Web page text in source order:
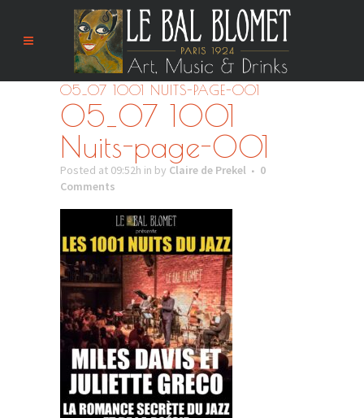
05_07 1001 NUITS-PAGE-001
05_07 1001
Nuits-page-001
Posted at 09:52h in by Claire de Prekel
0
Comments